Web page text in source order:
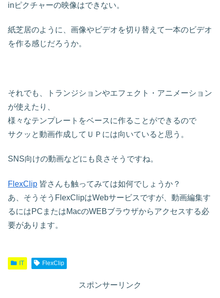
inピクチャーの映像はできない。
紙芝居のように、画像やビデオを切り替えて一本のビデオ
を作る感じだろうか。
それでも、トランジションやエフェクト・アニメーション
が使えたり、
様々なテンプレートをベースに作ることができるので
サクッと動画作成してＵＰには向いていると思う。
SNS向けの動画などにも良さそうですね。
FlexClip 皆さんも触ってみては如何でしょうか？
あ、そうそうFlexClipはWebサービスですが、動画編集す
るにはPCまたはMacのWEBブラウザからアクセスする必
要があります。
IT FlexClip
スポンサーリンク